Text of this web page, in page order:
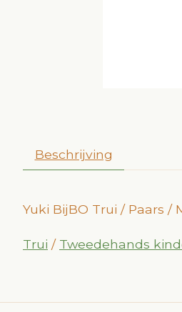
Beschrijving
Yuki BijBO Trui / Paars /
Trui / Tweedehands